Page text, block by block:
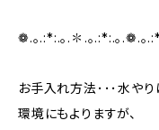
❁.｡.:*:.｡.✽.｡.:*:.｡.❁.｡
お手入れ方法･･･水やり
環境にもよりますが、